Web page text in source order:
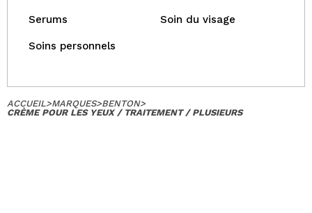
Serums Soin du visage
Soins personnels
ACCUEIL>MARQUES>BENTON>
CRÈME POUR LES YEUX / TRAITEMENT / PLUSIEURS